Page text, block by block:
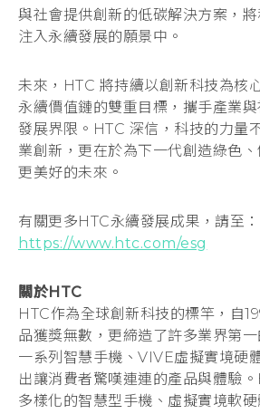
與社會提供創新的低碳解決方案，
注入永續發展的願景中。
未來，HTC 將持續以創新科技為核
永續價值鏈的雙重目標，攜手產業
發展界限。HTC 深信，科技的力量
業創新，更在於為下一代創造綠色
更美好的未來。
有關更多HTC永續發展成果，請至：
https://www.htc.com/esg
關於HTC
HTC作為全球創新科技的標竿，自
品獲獎無數，更締造了許多業界第
一系列智慧手機、VIVE虛擬實境硬
出讓消費者驚嘆連連的產品與體驗
多樣化的智慧型手機、虛擬實境軟